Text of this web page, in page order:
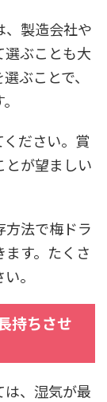
、製造会社や
ぶことも大
ぶことで、
ださい。賞
とが望ましい
方法で梅ドラ
す。たくさ
。
持ちさせ
、湿気が最